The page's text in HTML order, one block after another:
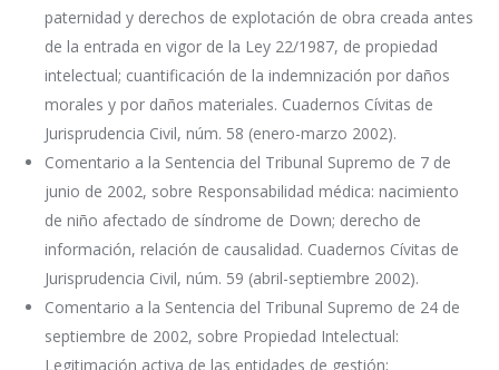
paternidad y derechos de explotación de obra creada antes
de la entrada en vigor de la Ley 22/1987, de propiedad
intelectual; cuantificación de la indemnización por daños
morales y por daños materiales. Cuadernos Cívitas de
Jurisprudencia Civil, núm. 58 (enero-marzo 2002).
Comentario a la Sentencia del Tribunal Supremo de 7 de
junio de 2002, sobre Responsabilidad médica: nacimiento
de niño afectado de síndrome de Down; derecho de
información, relación de causalidad. Cuadernos Cívitas de
Jurisprudencia Civil, núm. 59 (abril-septiembre 2002).
Comentario a la Sentencia del Tribunal Supremo de 24 de
septiembre de 2002, sobre Propiedad Intelectual:
Legitimación activa de las entidades de gestión;